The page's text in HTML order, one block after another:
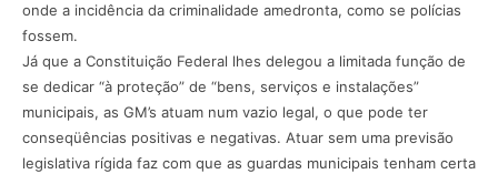
onde a incidência da criminalidade amedronta, como se polícias
fossem.
Já que a Constituição Federal lhes delegou a limitada função de
se dedicar “à proteção” de “bens, serviços e instalações”
municipais, as GM’s atuam num vazio legal, o que pode ter
conseqüências positivas e negativas. Atuar sem uma previsão
legislativa rígida faz com que as guardas municipais tenham certa